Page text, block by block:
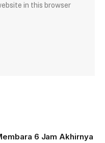
in this browser
6 Jam Akhirnya